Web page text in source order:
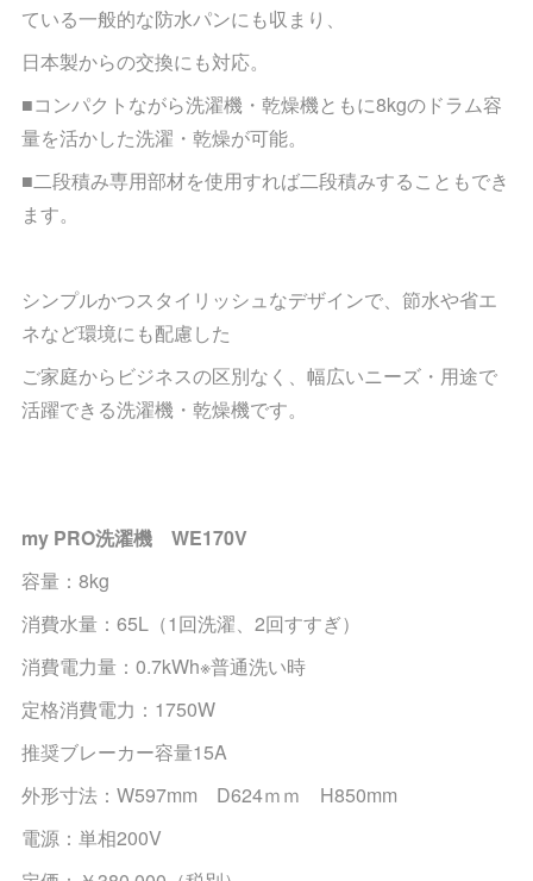
ている一般的な防水パンにも収まり、
日本製からの交換にも対応。
■コンパクトながら洗濯機・乾燥機ともに8kgのドラム容
量を活かした洗濯・乾燥が可能。
■二段積み専用部材を使用すれば二段積みすることもでき
ます。
シンプルかつスタイリッシュなデザインで、節水や省エ
ネなど環境にも配慮した
ご家庭からビジネスの区別なく、幅広いニーズ・用途で
活躍できる洗濯機・乾燥機です。
my PRO洗濯機 WE170V
容量：8kg
消費水量：65L（1回洗濯、2回すすぎ）
消費電力量：0.7kWh※普通洗い時
定格消費電力：1750W
推奨ブレーカー容量15A
外形寸法：W597mm D624ｍｍ H850mm
電源：単相200V